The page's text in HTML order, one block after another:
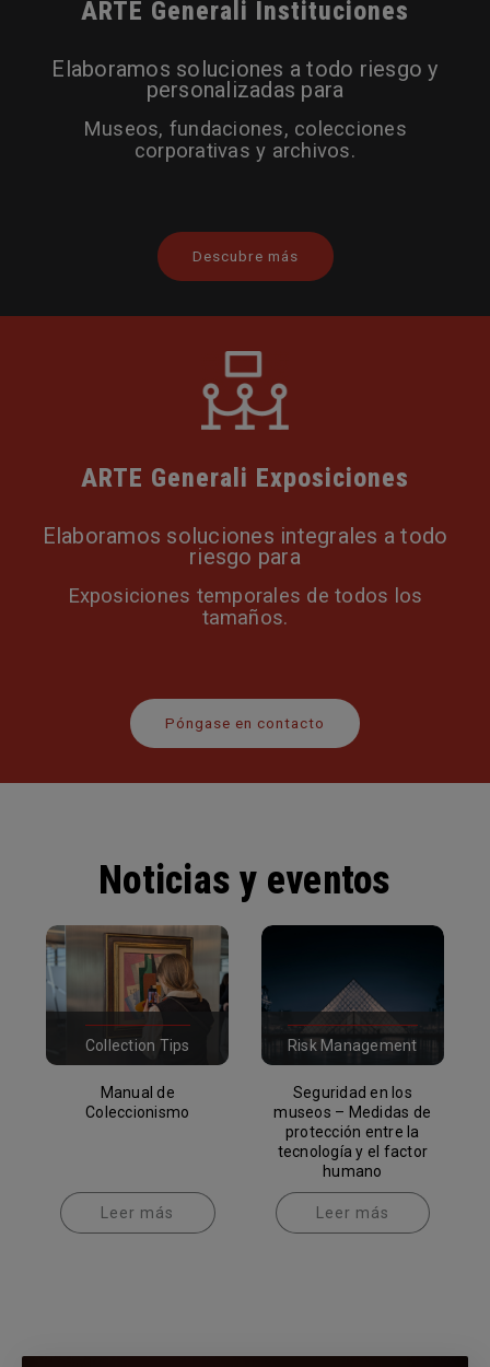
ARTE Generali Instituciones
Elaboramos soluciones a todo riesgo y
personalizadas para
Museos, fundaciones, colecciones
corporativas y archivos.
Descubre más
ARTE Generali Exposiciones
Elaboramos soluciones integrales a todo
riesgo para
Exposiciones temporales de todos los
tamaños.
Póngase en contacto
Noticias y eventos
Collection Tips
Manual de
Coleccionismo
Leer más
Risk Management
Seguridad en los
museos – Medidas de
protección entre la
tecnología y el factor
humano
Leer más